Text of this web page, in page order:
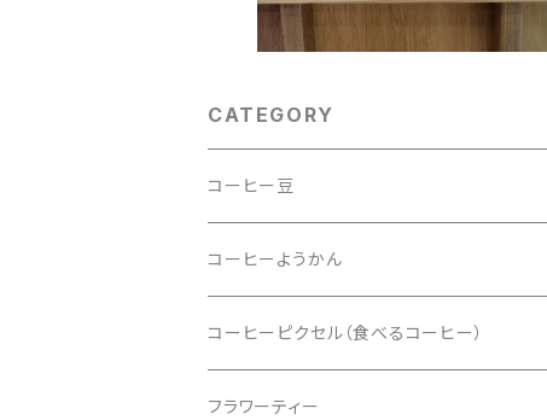
CATEGORY
コーヒー豆
ドリップバッグ
コーヒーようかん
コーヒーピクセル（食べるコーヒー）
フラワーティー